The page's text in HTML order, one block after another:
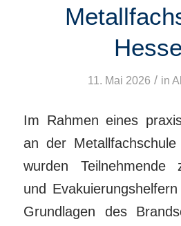
11. Mai 2026 / in
Im Rahmen eines
an der
wurden Teilnehmende
und
Grundlagen des